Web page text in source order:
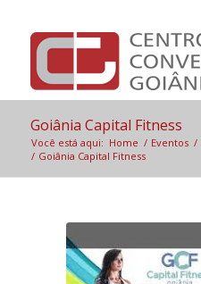
Goiânia Capital Fitness
Você está aqui: Home / Eventos /
/ Goiânia Capital Fitness